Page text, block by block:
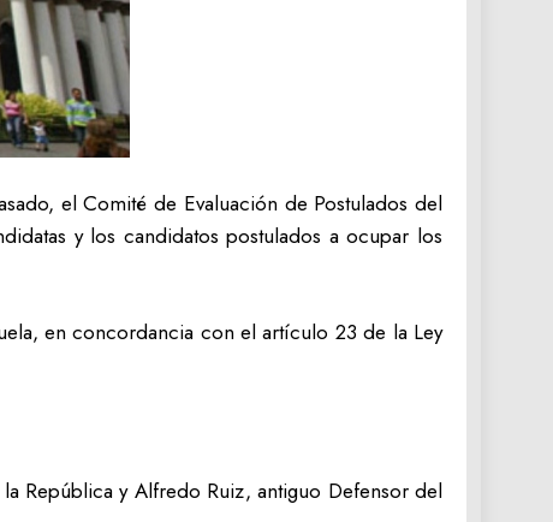
el Comité de Evaluación de Postulados del
y los candidatos postulados a ocupar los
en concordancia con el artículo 23 de la Ley
República y Alfredo Ruiz, antiguo Defensor del